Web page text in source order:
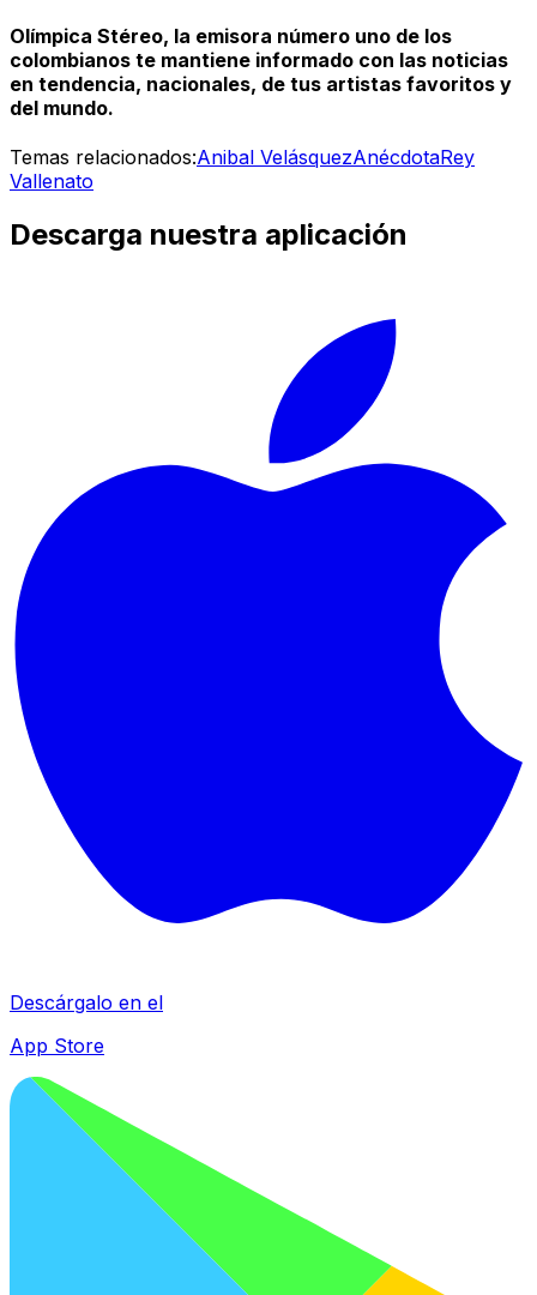
Olímpica Stéreo, la emisora número uno de los
colombianos te mantiene informado con las noticias
en tendencia, nacionales, de tus artistas favoritos y
del mundo.
Temas relacionados:Anibal VelásquezAnécdotaRey
Vallenato
Descarga nuestra aplicación
Descárgalo en el
App Store